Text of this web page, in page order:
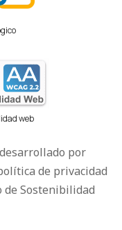
web
por
de privacidad
Sostenibilidad